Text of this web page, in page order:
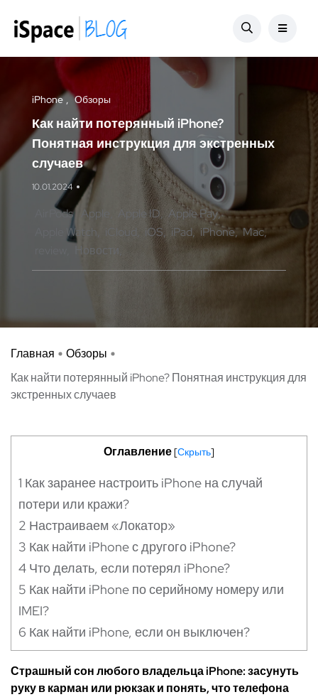
iPhone Обзоры
Как найти потерянный iPhone?
Понятная инструкция для экстренных
случаев
10.01.2024
AirPods Apple Apple ID Apple Pay
Apple Watch
iCloud iOS iPad iPhone Mac
Новости
Главная
Обзоры
Как найти потерянный iPhone? Понятная инструкция для
экстренных случаев
Оглавление[Скрыть]
1 Как заранее настроить iPhone на случай
потери или кражи?
2 Настраиваем «Локатор»
3 Как найти iPhone с другого iPhone?
4 Что делать, если потерял iPhone?
5 Как найти iPhone по серийному номеру или
IMEI?
6 Как найти iPhone, если он выключен?
Страшный сон любого владельца iPhone: засунуть
руку в карман или рюкзак и понять, что телефона